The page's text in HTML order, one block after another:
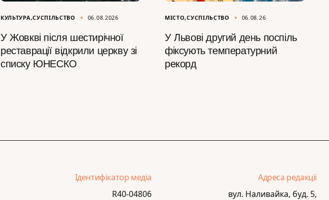
КУЛЬТУРА СУСПІЛЬСТВО 06.08.2026
У Жовкві після шестирічної
реставрації відкрили церкву зі
списку ЮНЕСКО
МІСТО СУСПІЛЬСТВО 06.08.26
У Львові другий день поспіль
фіксують температурний
рекорд
Ідентифікатор медіа
R40-04806
Адреса редакції
вул. Наливайка, буд. 5,